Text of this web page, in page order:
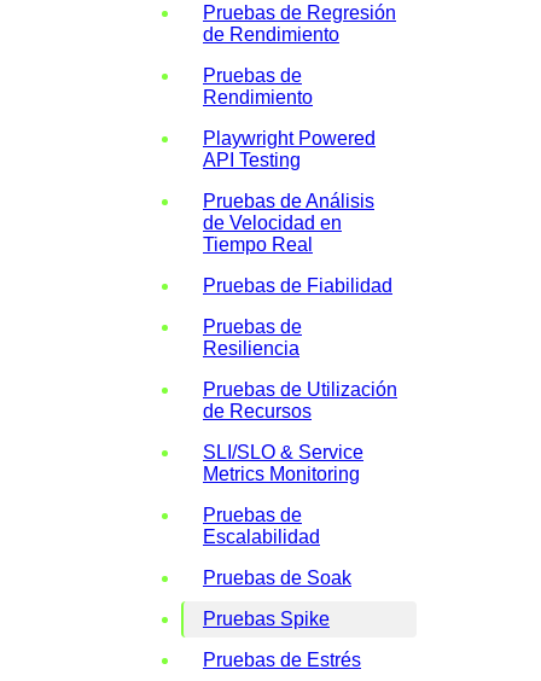
Pruebas de Regresión
de Rendimiento
Pruebas de
Rendimiento
Playwright Powered
API Testing
Pruebas de Análisis
de Velocidad en
Tiempo Real
Pruebas de Fiabilidad
Pruebas de
Resiliencia
Pruebas de Utilización
de Recursos
SLI/SLO & Service
Metrics Monitoring
Pruebas de
Escalabilidad
Pruebas de Soak
Pruebas Spike
Pruebas de Estrés